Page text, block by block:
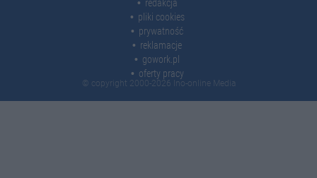
redakcja
pliki cookies
prywatność
reklamacje
gowork.pl
oferty pracy
© copyright 2000-2026 Ino-online Media